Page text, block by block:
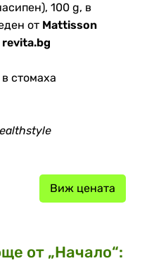
100 g, в
от Mattisson
revita.bg
стомаха
Виж цената
от „Начало“: